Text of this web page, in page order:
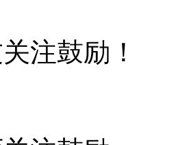
注鼓励！